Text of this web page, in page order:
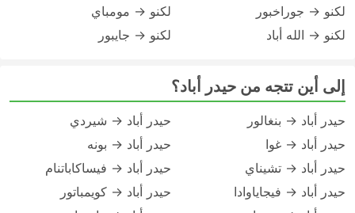
لكنو → جوراخبور
لكنو → الله أباد
لكنو → مومباي
لكنو → جايبور
إلى أين تتجه من حيدر أباد؟
حيدر أباد → بنغالور
حيدر أباد → غوا
حيدر أباد → تشيناي
حيدر أباد → فيجاياوادا
حيدر أباد → شيردي
حيدر أباد → بونه
حيدر أباد → فيساكاباتنام
حيدر أباد → كويمباتور